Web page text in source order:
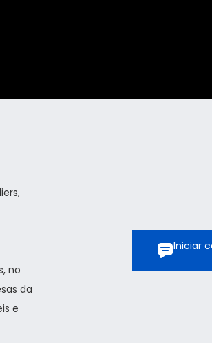
no
da
e
Iniciar